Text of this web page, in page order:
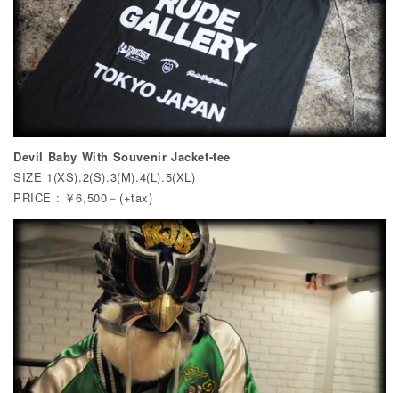
Devil Baby With Souvenir Jacket-tee
SIZE 1(XS).2(S).3(M).4(L).5(XL)
PRICE : ￥6,500－(+tax)